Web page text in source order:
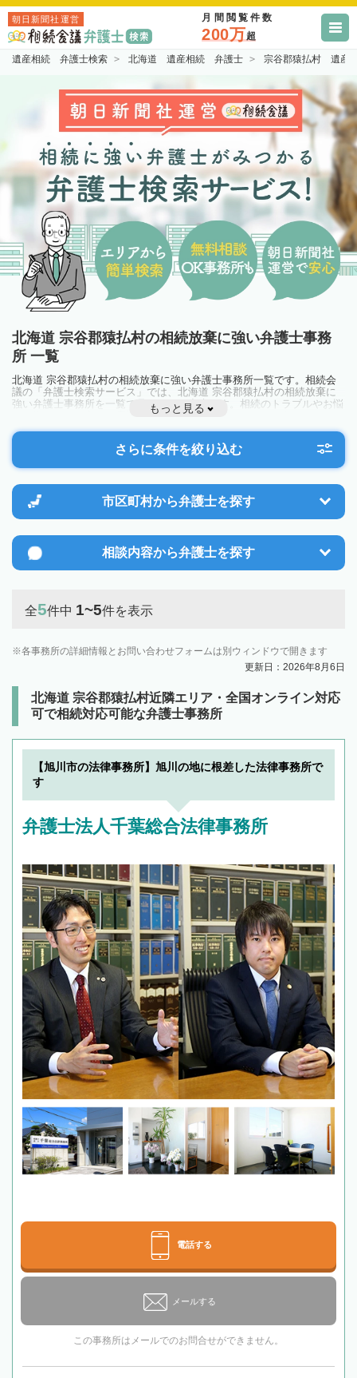
朝日新聞社運営 月間閲覧件数
200万超
遺産相続 弁護士検索 北海道 遺産相続 弁護士 宗谷郡猿払村 遺産
北海道 宗谷郡猿払村の相続放棄に強い弁護士事務
所 一覧
北海道 宗谷郡猿払村の相続放棄に強い弁護士事務所一覧です。相続会
議の「弁護士検索サービス」では、北海道 宗谷郡猿払村の相続放棄に
強い弁護士事務所を一覧で見ることが出来ます。相続のトラブルやお悩
みを抱えている方は一度近隣の弁護士に相談してみましょう。
もっと見る
さらに条件を絞り込む
市区町村から弁護士を探す
相談内容から弁護士を探す
全5件中 1~5件を表示
各事務所の詳細情報とお問い合わせフォームは別ウィンドウで開きます
更新日：2026年8月6日
北海道 宗谷郡猿払村近隣エリア・全国オンライン対応
可で相続対応可能な弁護士事務所
【旭川市の法律事務所】旭川の地に根差した法律事務所で
す
弁護士法人千葉総合法律事務所
電話する
メールする
この事務所はメールでのお問合せができません。